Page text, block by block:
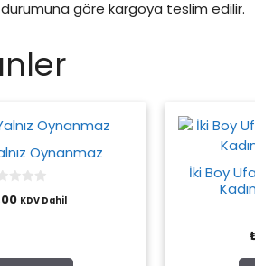
göre kargoya teslim edilir.
Oynanmaz
KDV Dahil
İki Boy